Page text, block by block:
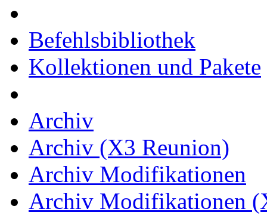
Befehlsbibliothek
Kollektionen und Pakete
Archiv
Archiv (X3 Reunion)
Archiv Modifikationen
Archiv Modifikationen